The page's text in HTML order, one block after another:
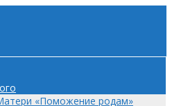
«Поможение родам»